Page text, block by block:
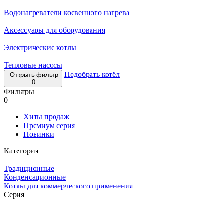
Водонагреватели косвенного нагрева
Аксессуары для оборудования
Электрические котлы
Тепловые насосы
Открыть фильтр
0
Подобрать котёл
Фильтры
0
Хиты продаж
Премиум серия
Новинки
Категория
Традиционные
Конденсационные
Котлы для коммерческого применения
Серия